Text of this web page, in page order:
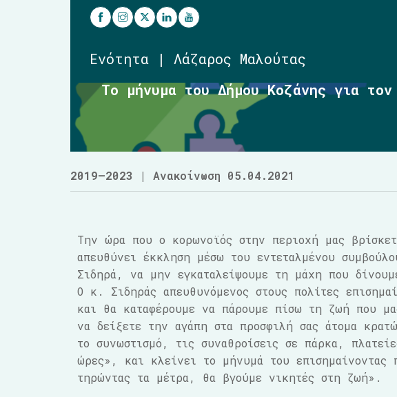
Ενότητα | Λάζαρος Μαλούτας
Το μήνυμα του Δήμου Κοζάνης για
2019–2023 | Ανακοίνωση 05.04.2021
Την ώρα που ο κορωνοϊός στην περιοχή μας
απευθύνει έκκληση μέσω του εντεταλμένου
Σιδηρά, να μην εγκαταλείψουμε τη μάχη που
Ο κ. Σιδηράς απευθυνόμενος στους πολίτες
και θα καταφέρουμε να πάρουμε πίσω τη ζωή που
να δείξετε την αγάπη στα προσφιλή σας άτομα
το συνωστισμό, τις συναθροίσεις σε πάρκα,
ώρες», και κλείνει το μήνυμά του επισημαίνοντας
τηρώντας τα μέτρα, θα βγούμε νικητές στη ζωή».